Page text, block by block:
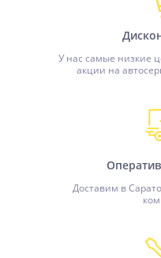
У нас самые низкие
акции на
Доставим в